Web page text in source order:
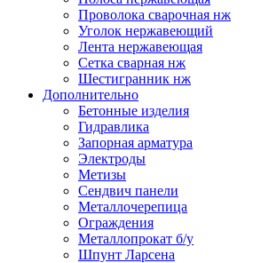
Проволока сварочная нж
Уголок нержавеющий
Лента нержавеющая
Сетка сварная нж
Шестигранник нж
Дополнительно
Бетонные изделия
Гидравлика
Запорная арматура
Электроды
Метизы
Сендвич панели
Металлочерепица
Ограждения
Металлопрокат б/у
Шпунт Ларсена